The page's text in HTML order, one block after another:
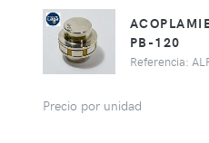
PB-120
Referencia:
Precio por unidad